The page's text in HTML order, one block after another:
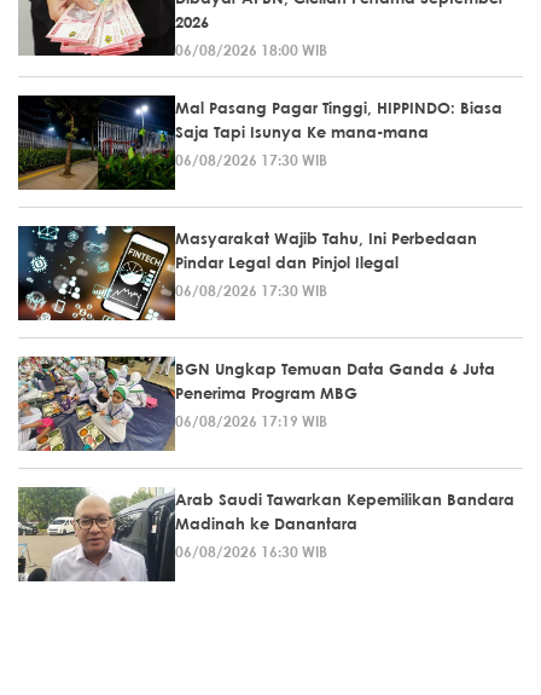
2026
06/08/2026 18:00 WIB
Mal Pasang Pagar Tinggi, HIPPINDO: Biasa
Saja Tapi Isunya Ke mana-mana
06/08/2026 17:30 WIB
Masyarakat Wajib Tahu, Ini Perbedaan
Pindar Legal dan Pinjol Ilegal
06/08/2026 17:30 WIB
BGN Ungkap Temuan Data Ganda 6 Juta
Penerima Program MBG
06/08/2026 17:19 WIB
Arab Saudi Tawarkan Kepemilikan Bandara
Madinah ke Danantara
06/08/2026 16:30 WIB